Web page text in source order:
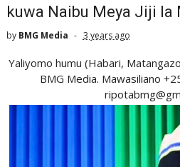
kuwa Naibu Meya Jiji la
by BMG Media 3 years ago
Yaliyomo humu (Habari,
BMG Media. Mawasiliano